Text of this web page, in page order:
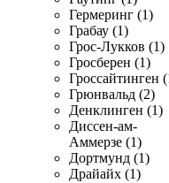
Гермеринг (1)
Грабау (1)
Грос-Лукков (1)
Гросберен (1)
Гроссайтинген
Грюнвальд (2)
Денклинген (1)
Диссен-ам-
Аммерзе (1)
Дортмунд (1)
Драйайх (1)